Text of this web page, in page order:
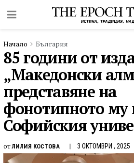
Начало България
85 години от
„Македонски
представяне на
фонотипното му
Софийския
отЛИЛИЯ КОСТОВА 3 ОКТОМВРИ , 2025